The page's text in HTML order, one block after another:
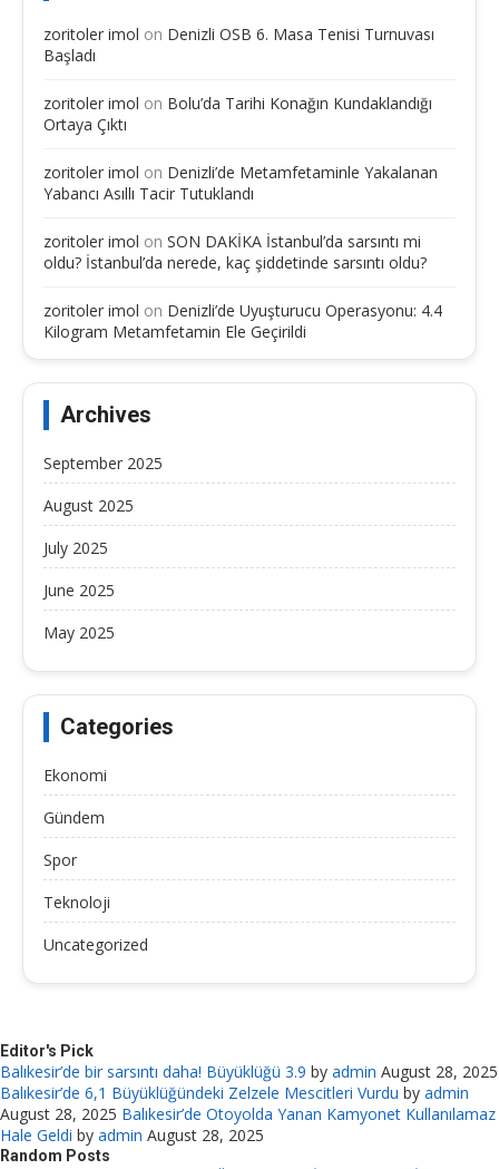
zoritoler imol on Denizli OSB 6. Masa Tenisi Turnuvası
Başladı
zoritoler imol on Bolu’da Tarihi Konağın Kundaklandığı
Ortaya Çıktı
zoritoler imol on Denizli’de Metamfetaminle Yakalanan
Yabancı Asıllı Tacir Tutuklandı
zoritoler imol on SON DAKİKA İstanbul’da sarsıntı mi
oldu? İstanbul’da nerede, kaç şiddetinde sarsıntı oldu?
zoritoler imol on Denizli’de Uyuşturucu Operasyonu: 4.4
Kilogram Metamfetamin Ele Geçirildi
Archives
September 2025
August 2025
July 2025
June 2025
May 2025
Categories
Ekonomi
Gündem
Spor
Teknoloji
Uncategorized
Editor's Pick
Balıkesir’de bir sarsıntı daha! Büyüklüğü 3.9 by admin August 28, 2025
Balıkesir’de 6,1 Büyüklüğündeki Zelzele Mescitleri Vurdu by admin
August 28, 2025 Balıkesir’de Otoyolda Yanan Kamyonet Kullanılamaz
Hale Geldi by admin August 28, 2025
Random Posts